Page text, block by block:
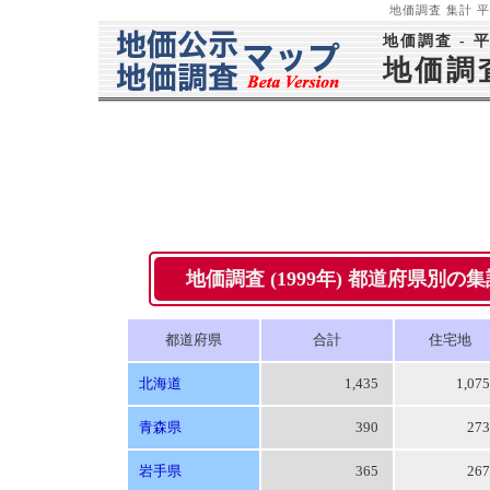
地価調査 集計
地価調査 -
地価調
地価調査 (1999年) 都道府県別の集
都道府県 合計 住宅地
北海道 1,435
青森県 390
岩手県 365